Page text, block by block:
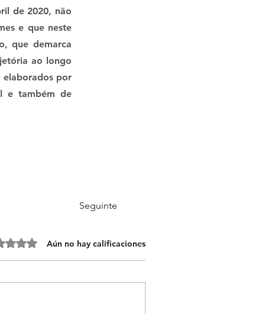
de 2020, não
e que neste
que demarca
ao longo
elaborados por
e também de
Seguinte
0 de 5 estrellas.Aún no hay calificaciones